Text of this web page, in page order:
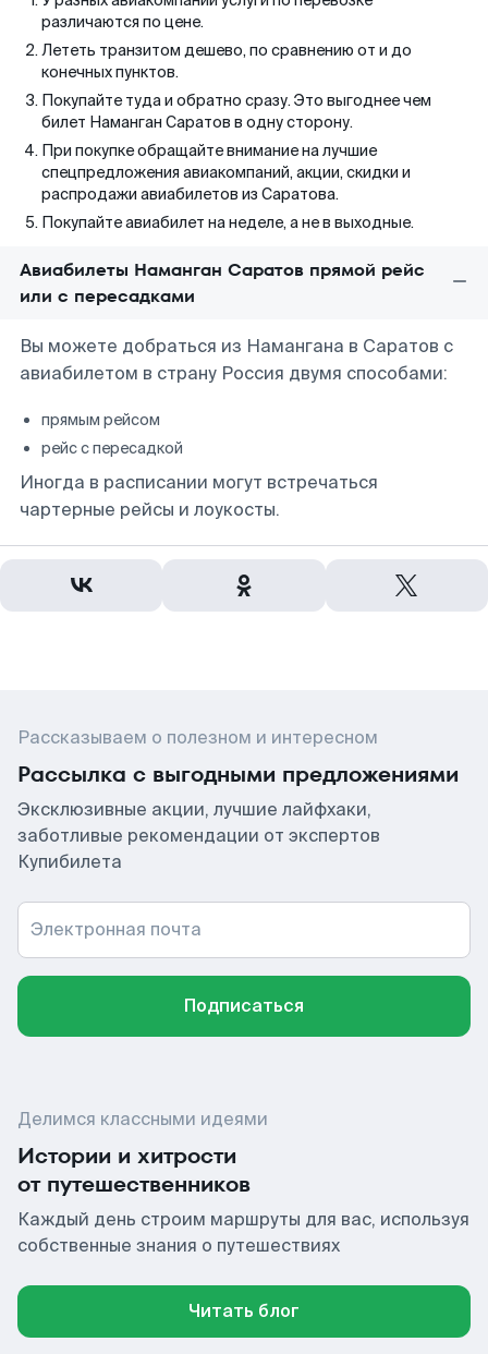
различаются по цене.
Лететь транзитом дешево, по сравнению от и до
конечных пунктов.
Покупайте туда и обратно сразу. Это выгоднее чем
билет Наманган Саратов в одну сторону.
При покупке обращайте внимание на лучшие
спецпредложения авиакомпаний, акции, скидки и
распродажи авиабилетов из Саратова.
Покупайте авиабилет на неделе, а не в выходные.
Авиабилеты Наманган Саратов прямой рейс
или с пересадками
Вы можете добраться из Намангана в Саратов с
авиабилетом в страну Россия двумя способами:
прямым рейсом
рейс с пересадкой
Иногда в расписании могут встречаться
чартерные рейсы и лоукосты.
Рассказываем о полезном и интересном
Рассылка с выгодными предложениями
Эксклюзивные акции, лучшие лайфхаки,
заботливые рекомендации от экспертов
Купибилета
Электронная почта
Подписаться
Делимся классными идеями
Истории и хитрости
от путешественников
Каждый день строим маршруты для вас, используя
собственные знания о путешествиях
Читать блог